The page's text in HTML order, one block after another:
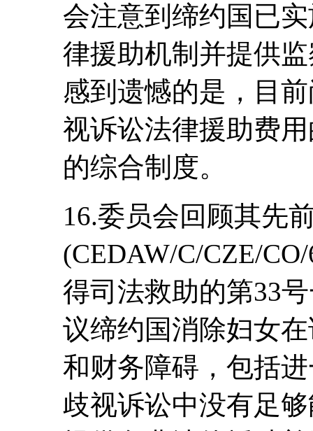
会注意到缔约国已
律援助机制并提供
感到遗憾的是，目
视诉讼法律援助费
的综合制度。
16.委员会回顾其先
(CEDAW/C/CZE/
得司法救助的第33
议缔约国消除妇女
和财务障碍，包括
歧视诉讼中没有足